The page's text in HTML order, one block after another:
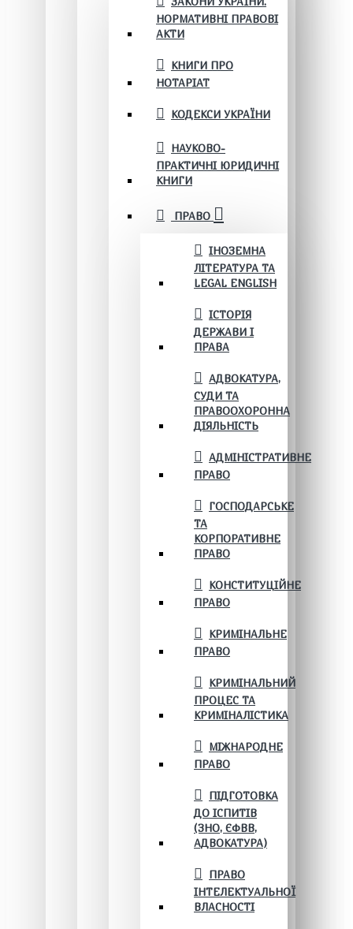
НОРМАТИВНІ ПРАВОВІ
АКТИ
КНИГИ ПРО
НОТАРІАТ
КОДЕКСИ УКРАЇНИ
НАУКОВО-
ПРАКТИЧНІ ЮРИДИЧНІ
КНИГИ
ПРАВО
ІНОЗЕМНА
ЛІТЕРАТУРА ТА
LEGAL ENGLISH
ІСТОРІЯ
ДЕРЖАВИ І
ПРАВА
АДВОКАТУРА,
СУДИ ТА
ПРАВООХОРОННА
ДІЯЛЬНІСТЬ
АДМІНІСТРАТИВНЕ
ПРАВО
ГОСПОДАРСЬКЕ
ТА
КОРПОРАТИВНЕ
ПРАВО
КОНСТИТУЦІЙНЕ
ПРАВО
КРИМІНАЛЬНЕ
ПРАВО
КРИМІНАЛЬНИЙ
ПРОЦЕС ТА
КРИМІНАЛІСТИКА
МІЖНАРОДНЕ
ПРАВО
ПІДГОТОВКА
ДО ІСПИТІВ
(ЗНО, ЄФВВ,
АДВОКАТУРА)
ПРАВО
ІНТЕЛЕКТУАЛЬНОЇ
ВЛАСНОСТІ